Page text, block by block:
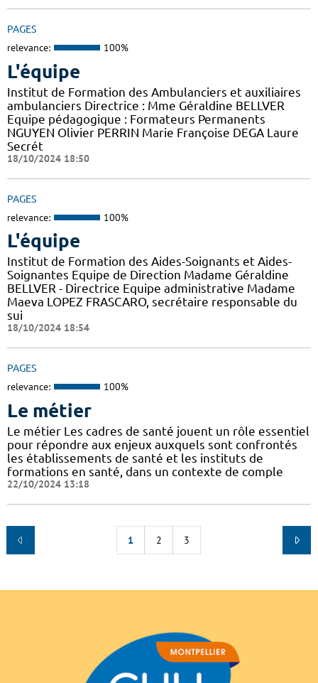
PAGES
relevance: 100%
L'équipe
Institut de Formation des Ambulanciers et auxiliaires
ambulanciers Directrice : Mme Géraldine BELLVER
Equipe pédagogique : Formateurs Permanents
NGUYEN Olivier PERRIN Marie Françoise DEGA Laure
Secrét
18/10/2024 18:50
PAGES
relevance: 100%
L'équipe
Institut de Formation des Aides-Soignants et Aides-
Soignantes Equipe de Direction Madame Géraldine
BELLVER - Directrice Equipe administrative Madame
Maeva LOPEZ FRASCARO, secrétaire responsable du
sui
18/10/2024 18:54
PAGES
relevance: 100%
Le métier
Le métier Les cadres de santé jouent un rôle essentiel
pour répondre aux enjeux auxquels sont confrontés
les établissements de santé et les instituts de
formations en santé, dans un contexte de comple
22/10/2024 13:18
1 2 3